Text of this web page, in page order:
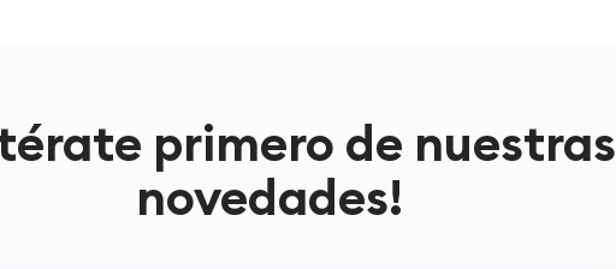
primero de nuestras
novedades!